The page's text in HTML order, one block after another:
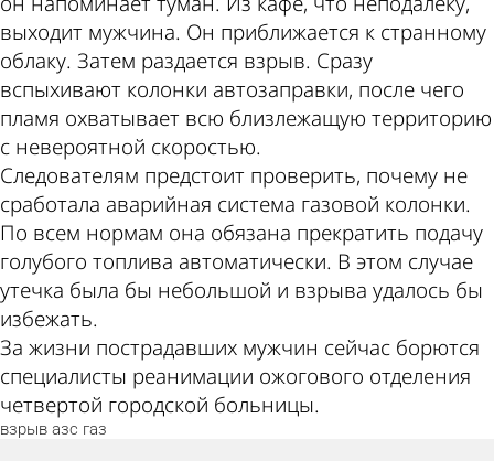
выходит мужчина. Он приближается к странному
облаку. Затем раздается взрыв. Сразу
вспыхивают колонки автозаправки, после чего
пламя охватывает всю близлежащую территорию
с невероятной скоростью.
Следователям предстоит проверить, почему не
сработала аварийная система газовой колонки.
По всем нормам она обязана прекратить подачу
голубого топлива автоматически. В этом случае
утечка была бы небольшой и взрыва удалось бы
избежать.
За жизни пострадавших мужчин сейчас борются
специалисты реанимации ожогового отделения
четвертой городской больницы.
взрыв азс газ